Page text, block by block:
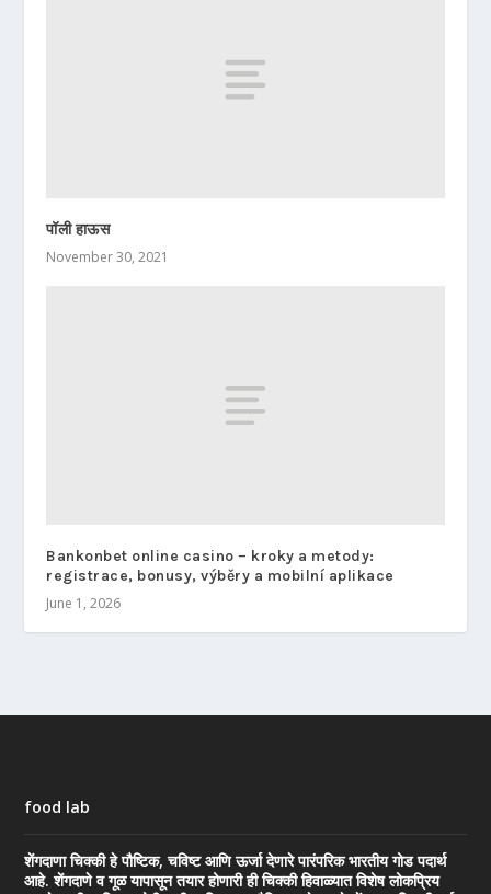
पॉली हाऊस
November 30, 2021
Bankonbet online casino – kroky a metody:
registrace, bonusy, výběry a mobilní aplikace
June 1, 2026
food lab
शेंगदाणा चिक्की हे पौष्टिक, चविष्ट आणि ऊर्जा देणारे पारंपरिक भारतीय गोड पदार्थ
आहे. शेंगदाणे व गूळ यापासून तयार होणारी ही चिक्की हिवाळ्यात विशेष लोकप्रिय